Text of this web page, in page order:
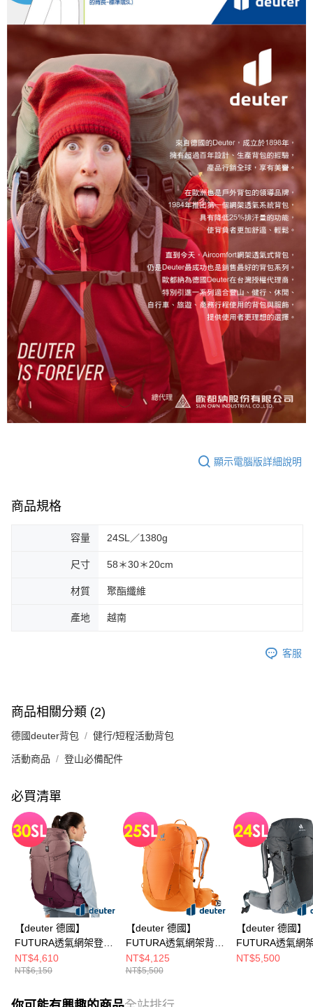
顯示電腦版詳細說明
商品規格
容量 24SL／1380g
尺寸 58＊30＊20cm
材質 聚酯纖維
產地 越南
客服
商品相關分類 (2)
德國deuter背包 健行/短程活動背包
活動商品 登山必備配件
必買清單
【deuter 德國】
FUTURA透氣網架登山
背包/女性窄肩款
30SL(3400721紫)
NT$4,610
NT$6,150
【deuter 德國】
FUTURA透氣網架背包
25SL(3400221橘/女性
窄肩款)
NT$4,125
NT$5,500
【deuter 德國】
FUTURA透氣網
背包/女性窄肩款
NT$5,500